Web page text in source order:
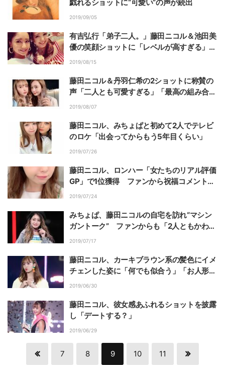
戯れるショットに“可愛い”の声が続出
2019/09/05
有吉弘行「弟子二人。」藤田ニコル＆池田美
優の笑顔ショットに「レベルが高すぎる」
「私も弟子にしてください！」の声
2019/08/15
藤田ニコル＆丹羽仁希の2ショットに称賛の
声「二人とも可愛すぎる」「最高の組み合わ
せ！」
2019/08/07
藤田ニコル、みちょぱと初めて2人でテレビ
のロケ「出会ってからもう5年目くらい」
2019/07/26
藤田ニコル、ロンハー「女たちのリアル評価
GP」で1位獲得 ファンから祝福コメント殺
到
2019/07/24
みちょぱ、藤田ニコルの自宅を訪れ“マシン
ガントーク” ファンからも「2人ともかわい
い～」「ちょぱるん本当にすき」の声
2019/07/17
藤田ニコル、カーキブラウン系の髪色にイメ
チェンした姿に「何でも似合う」「お人形さ
んみたい」の声
2019/06/30
藤田ニコル、彼女感あふれるショットを披露
し「デートする？」
2019/06/29
7 8 9 10 11